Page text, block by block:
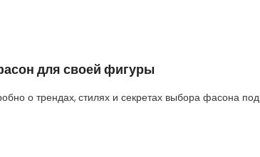
для своей фигуры
о трендах, стилях и секретах выбора фасона под